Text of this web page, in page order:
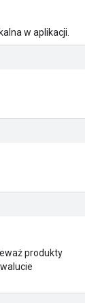
w aplikacji.
produkty